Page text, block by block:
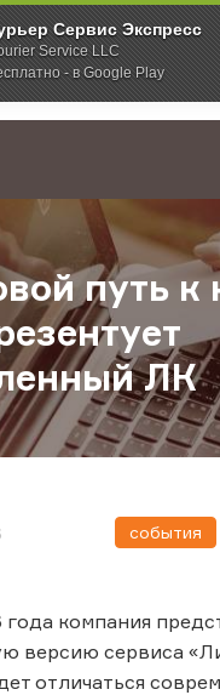
Сервис Экспресс
Service LLC
- в Google Play
Новости
путь к
ЛК
события
компания
версию сервиса
отличаться